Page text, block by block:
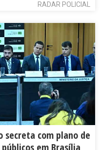
RADAR POLICIAL
secreta com plano de
em Brasília